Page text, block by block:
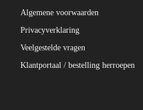
Algemene voorwaarden
Privacyverklaring
Veelgestelde vragen
Klantportaal / bestelling herroepen